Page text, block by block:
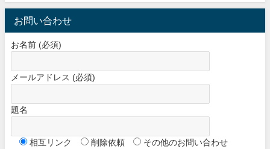
お問い合わせ
お名前 (必須)
メールアドレス (必須)
題名
相互リンク 削除依頼
その他のお問い合わせ